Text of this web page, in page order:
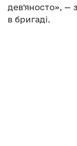
дев’яносто», —
в бригаді.